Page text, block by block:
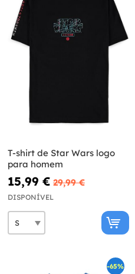
T-shirt de Star Wars logo
para homem
15,99 € 29,99 €
DISPONÍVEL
-65%